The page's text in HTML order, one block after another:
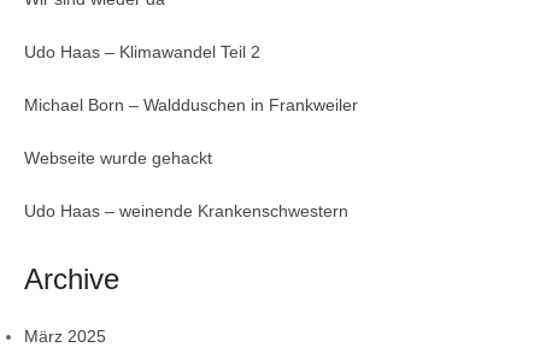
Udo Haas – Klimawandel Teil 2
Michael Born – Waldduschen in Frankweiler
Webseite wurde gehackt
Udo Haas – weinende Krankenschwestern
Archive
März 2025